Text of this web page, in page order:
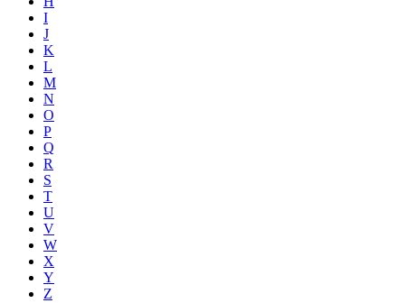
I
J
K
L
M
N
O
P
Q
R
S
T
U
V
W
X
Y
Z